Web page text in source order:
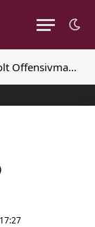
Cueto